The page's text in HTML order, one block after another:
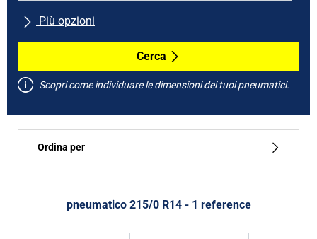
Più opzioni
Tutte le marche
Tipo di vettura
Run flat
Cerca
Scopri come individuare le dimensioni dei tuoi pneumatici.
Ordina per
Tipo di pneumatico
pneumatico ‎215/0 R14 - 1 reference